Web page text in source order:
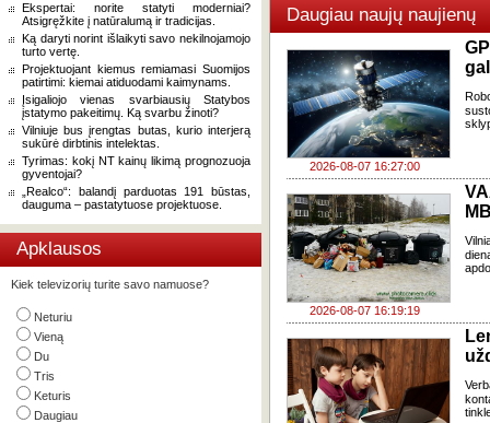
Ekspertai: norite statyti moderniai?
Atsigręžkite į natūralumą ir tradicijas.
Ką daryti norint išlaikyti savo nekilnojamojo
turto vertę.
Projektuojant kiemus remiamasi Suomijos
patirtimi: kiemai atiduodami kaimynams.
Įsigaliojo vienas svarbiausių Statybos
įstatymo pakeitimų. Ką svarbu žinoti?
Vilniuje bus įrengtas butas, kurio interjerą
sukūrė dirbtinis intelektas.
Tyrimas: kokį NT kainų likimą prognozuoja
gyventojai?
„Realco“: balandį parduotas 191 būstas,
dauguma – pastatytuose projektuose.
Apklausos
Kiek televizorių turite savo namuose?
Neturiu
Vieną
Du
Tris
Keturis
Daugiau
Daugiau naujų naujienų
2026-08-07 16:27:00
2026-08-07 16:19:19